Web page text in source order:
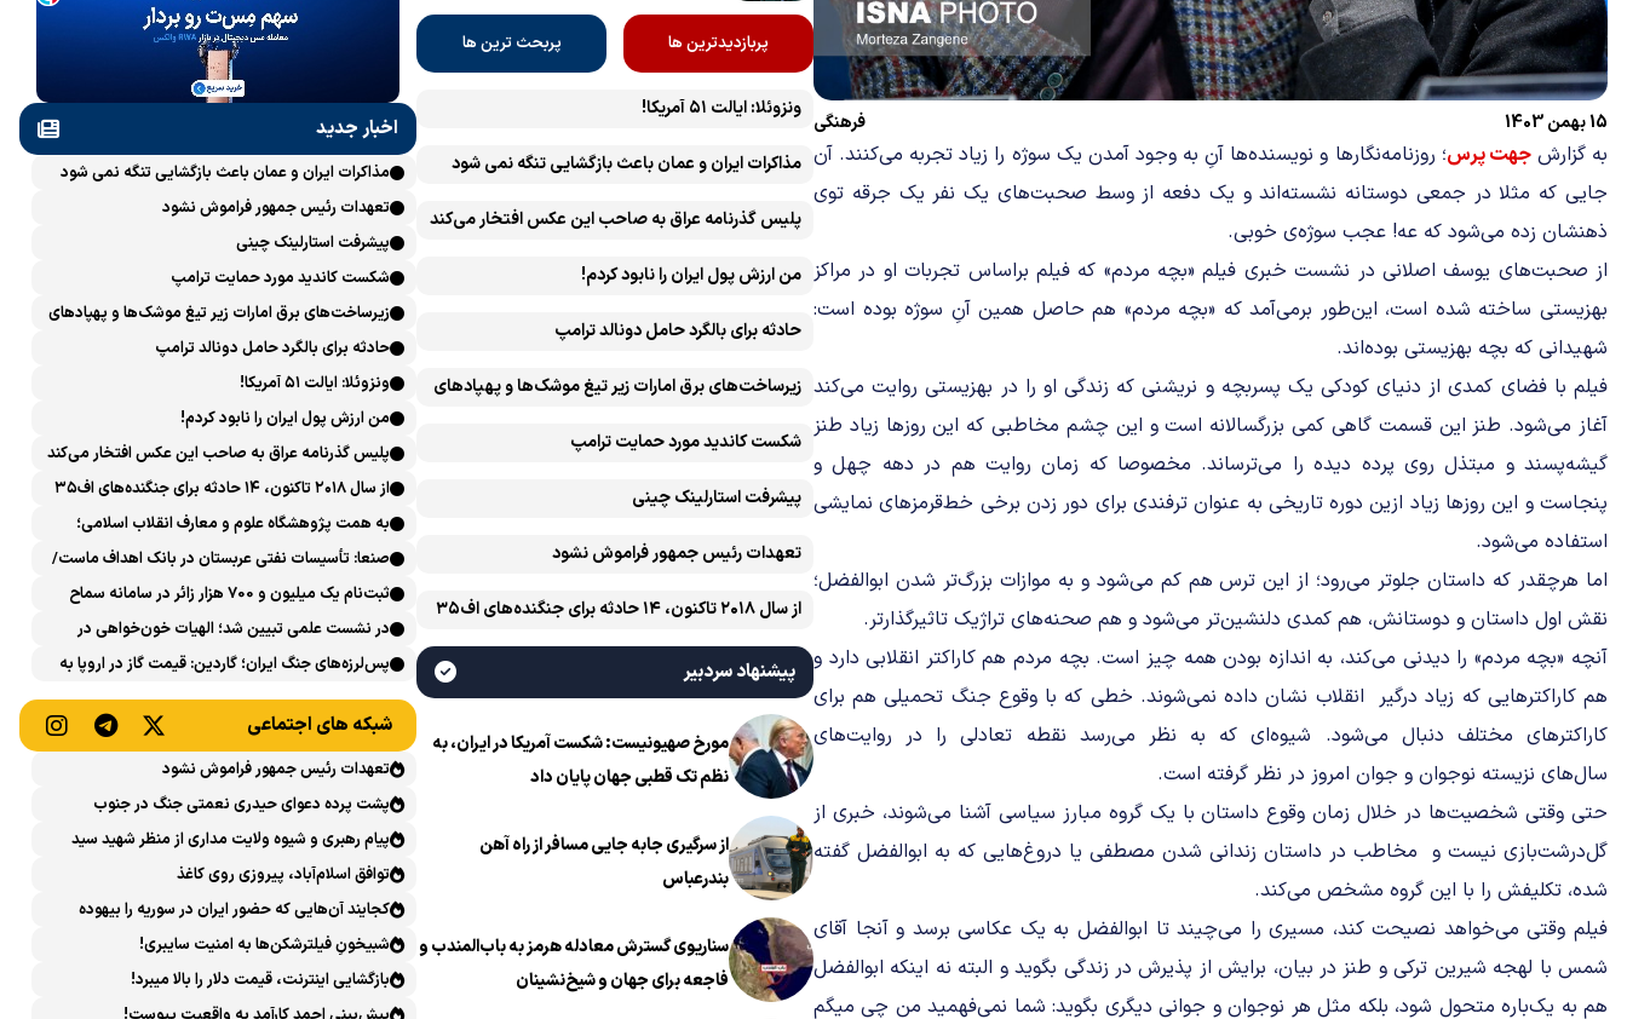
15 بهمن 1403 فرهنگی
به گزارشجهت پرس؛ روزنامه‌نگارها و نویسنده‌ها آنِ به وجود آمدن یک سوژه را زیاد تجربه می‌کنند. آن‌
جایی که مثلا در جمعی دوستانه نشسته‌اند و یک دفعه از وسط صحبت‌های یک نفر یک جرقه توی
ذهنشان زده می‌شود که عه! عجب سوژه‌ی خوبی.
از صحبت‌های یوسف اصلانی در نشست خبری فیلم «بچه مردم» که فیلم براساس تجربات او در مراکز
بهزیستی ساخته شده است، این‌طور برمی‌آمد که «بچه‌ مردم» هم حاصل همین آنِ سوژه بوده است:
شهیدانی که بچه بهزیستی بوده‌اند.
فیلم با فضای کمدی از دنیای کودکی یک پسربچه و نریشنی که زندگی او را در بهزیستی روایت می‌کند
آغاز می‌شود. طنز این قسمت گاهی کمی بزرگسالانه است و این چشم مخاطبی که این روزها زیاد طنز
گیشه‌پسند و مبتذل روی پرده دیده را می‌ترساند. مخصوصا که زمان روایت هم در دهه چهل و
پنجاست و این روزها زیاد ازین دوره تاریخی به عنوان ترفندی برای دور زدن‌ برخی خط‌قرمزهای نمایشی
استفاده می‌شود.
اما هرچقدر که داستان جلوتر می‌رود؛ از این ترس هم کم می‌شود و به موازات بزرگ‌تر شدن ابوالفضل؛
نقش اول داستان و دوستانش، هم کمدی دلنشین‌تر می‌شود و هم صحنه‌های تراژیک تاثیرگذارتر.
آنچه «بچه مردم» را دیدنی می‌کند، به اندازه بودن همه چیز است. بچه مردم هم کاراکتر انقلابی دارد و
هم کاراکترهایی که زیاد درگیر انقلاب نشان داده نمی‌شوند. خطی که با وقوع جنگ تحمیلی هم برای
کاراکترهای مختلف دنبال می‌شود. شیوه‌ای که به نظر می‌رسد نقطه تعادلی را در روایت‌های
سال‌های نزیسته نوجوان و جوان امروز در نظر گرفته است.
حتی وقتی شخصیت‌ها در خلال زمان وقوع داستان با یک گروه مبارز سیاسی آشنا می‌شوند، خبری از
گل‌درشت‌بازی نیست و مخاطب در داستان زندانی شدن مصطفی یا دروغ‌هایی که به ابوالفضل گفته
شده، تکلیفش را با این گروه مشخص می‌کند.
فیلم وقتی می‌خواهد نصیحت کند، مسیری را می‌چیند تا ابوالفضل به یک عکاسی برسد و آنجا آقای
شمس با لهجه شیرین ترکی و طنز در بیان، برایش از پذیرش در زندگی بگوید و البته نه اینکه ابوالفضل
هم به یک‌باره متحول شود، بلکه مثل هر نوجوان و جوانی دیگری بگوید: شما نمی‌فهمید من چی میگم
پربازدیدترین ها پربحث ترین ها
ونزوئلا: ایالت ۵۱ آمریکا!
مذاکرات ایران و عمان باعث بازگشایی تنگه نمی شود
پلیس گذرنامه عراق به صاحب این عکس افتخار می‌کند
من ارزش پول ایران را نابود کردم!
حادثه برای بالگرد حامل دونالد ترامپ
زیرساخت‌های برق امارات زیر تیغ موشک‌ها و پهپادهای
شکست کاندید مورد حمایت ترامپ
پیشرفت ‏استارلینک چینی
تعهدات رئیس جمهور فراموش نشود
از سال ۲۰۱۸ تاکنون، ۱۴ حادثه برای جنگنده‌های اف۳۵
آمریکایی رخ داده است
پیشنهاد سردبیر
مورخ صهیونیست: شکست آمریکا در ایران، به
نظم تک قطبی جهان پایان داد
از سرگیری جابه جایی مسافر از راه آهن
بندرعباس
سناریوی گسترش معادله هرمز به باب‌المندب و
فاجعه برای جهان و شیخ‌نشینان
اخبار جدید
مذاکرات ایران و عمان باعث بازگشایی تنگه نمی شود
تعهدات رئیس جمهور فراموش نشود
پیشرفت ‏استارلینک چینی
شکست کاندید مورد حمایت ترامپ
زیرساخت‌های برق امارات زیر تیغ موشک‌ها و پهپادهای
ایران است
حادثه برای بالگرد حامل دونالد ترامپ
ونزوئلا: ایالت ۵۱ آمریکا!
من ارزش پول ایران را نابود کردم!
پلیس گذرنامه عراق به صاحب این عکس افتخار می‌کند
از سال ۲۰۱۸ تاکنون، ۱۴ حادثه برای جنگنده‌های اف۳۵
آمریکایی رخ داده است
به همت پژوهشگاه علوم و معارف انقلاب اسلامی؛
نشست علمی «اربعین حسینی در منظومه فکری رهبر
شهید، امام خامنه‌ای» برگزار می‌شود
صنعا: تأسیسات نفتی عربستان در بانک اهداف ماست/
پاسخی محکم می‌دهیم
ثبت‌نام یک میلیون و 700 هزار زائر در سامانه سماح ‌
در نشست علمی تبیین شد؛ الهیات خون‌خواهی در
اسلام و تشیع؛ انتقام، عدالت، بازدارندگی و مقابله با
پس‌لرزه‌های جنگ ایران؛ گاردین: قیمت گاز در اروپا به
بالاترین حد طی ۴ ماه اخیر رسید
شبکه های اجتماعی
تعهدات رئیس جمهور فراموش نشود
پشت پرده دعوای حیدری نعمتی جنگ در جنوب
پیام رهبری و شیوه ولایت مداری از منظر شهید سید
حسن نصرالله
توافق اسلام‌آباد، پیروزی روی کاغذ
کجایند آن‌هایی که حضور ایران در سوریه را بیهوده
میدانستند؟
شبیخونِ فیلترشکن‌ها به امنیت سایبری!
بازگشایی اینترنت، قیمت دلار را بالا میبرد!